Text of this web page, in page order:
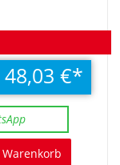
48,03 €